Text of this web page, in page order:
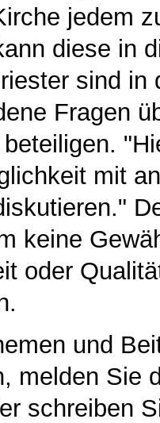
jedem
diese in
sind in
Fragen
mit
keine
oder
und
melden Sie
schreiben